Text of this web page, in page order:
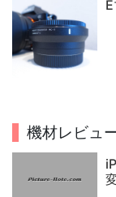
機材レビュ